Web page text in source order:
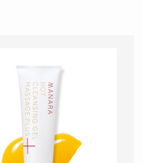
ータバンクの口コ
ミ・評判
う？
【怪しい？】セルプ
ロモート株式会社の
口コミ・評判
どう？